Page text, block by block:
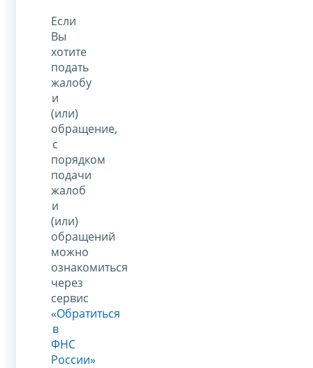
Если
Вы
хотите
подать
жалобу
и
(или)
обращение,
с
порядком
подачи
жалоб
и
(или)
обращений
можно
ознакомиться
через
сервис
«Обратиться
в
ФНС
России»